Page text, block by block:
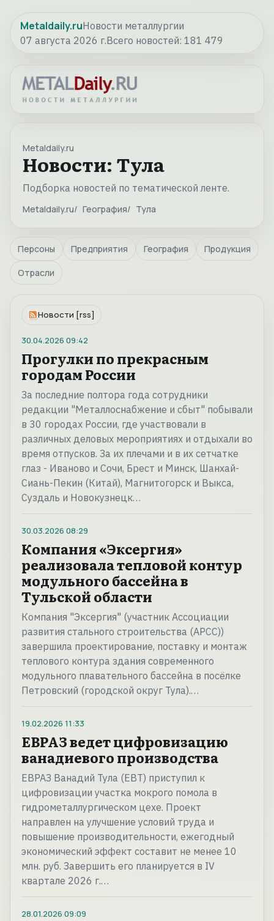
Metaldaily.ruНовости металлургии
07 августа 2026 г.Всего новостей: 181 479
Metaldaily.ru
Новости: Тула
Подборка новостей по тематической ленте.
Metaldaily.ru География Тула
Персоны Предприятия География Продукция
Отрасли
Новости [rss]
30.04.2026 09:42
Прогулки по прекрасным
городам России
За последние полтора года сотрудники
редакции "Металлоснабжение и сбыт" побывали
в 30 городах России, где участвовали в
различных деловых мероприятиях и отдыхали во
время отпусков. За их плечами и в их сетчатке
глаз - Иваново и Сочи, Брест и Минск, Шанхай-
Сиань-Пекин (Китай), Магнитогорск и Выкса,
Суздаль и Новокузнецк…
30.03.2026 08:29
Компания «Эксергия»
реализовала тепловой контур
модульного бассейна в
Тульской области
Компания "Эксергия" (участник Ассоциации
развития стального строительства (АРСС))
завершила проектирование, поставку и монтаж
теплового контура здания современного
модульного плавательного бассейна в посёлке
Петровский (городской округ Тула).…
19.02.2026 11:33
ЕВРАЗ ведет цифровизацию
ванадиевого производства
ЕВРАЗ Ванадий Тула (ЕВТ) приступил к
цифровизации участка мокрого помола в
гидрометаллургическом цехе. Проект
направлен на улучшение условий труда и
повышение производительности, ежегодный
экономический эффект составит не менее 10
млн. руб. Завершить его планируется в IV
квартале 2026 г.…
28.01.2026 09:09